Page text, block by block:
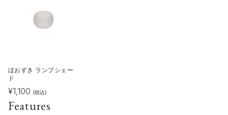
ほおずき ランプシェー
ド
¥1,100 (税込)
Features